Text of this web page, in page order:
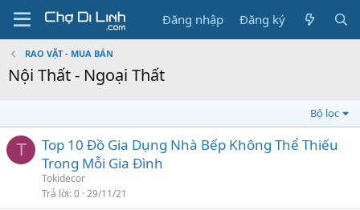
Đăng nhập Đăng ký
RAO VẶT - MUA BÁN
Nội Thất - Ngoại Thất
Bộ lọc
T
Top 10 Đồ Gia Dụng Nhà Bếp Không Thể Thiếu
Trong Mỗi Gia Đình
Tokidecor
Trả lời 0 29/11/21